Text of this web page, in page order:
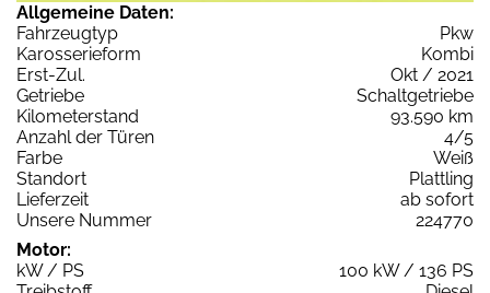
Allgemeine Daten:
Fahrzeugtyp
Pkw
Karosserieform
Kombi
Erst-Zul.
Okt / 2021
Getriebe
Schaltgetriebe
Kilometerstand
93.590 km
Anzahl der Türen
4/5
Farbe
Weiß
Standort
Plattling
Lieferzeit
ab sofort
Unsere Nummer
224770
Motor:
kW / PS
100 kW / 136 PS